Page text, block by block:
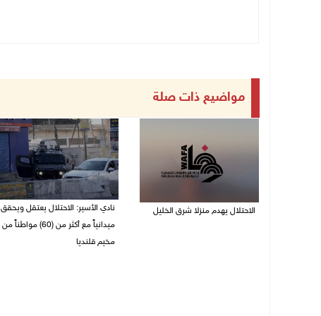
مواضيع ذات صلة
الاحتلال يهدم منزلا شرق الخليل
نادي الأسير: الاحتلال يعتقل ويحقق
ميدانياً مع أكثر من (60) مواطناً من
مخيم قلنديا